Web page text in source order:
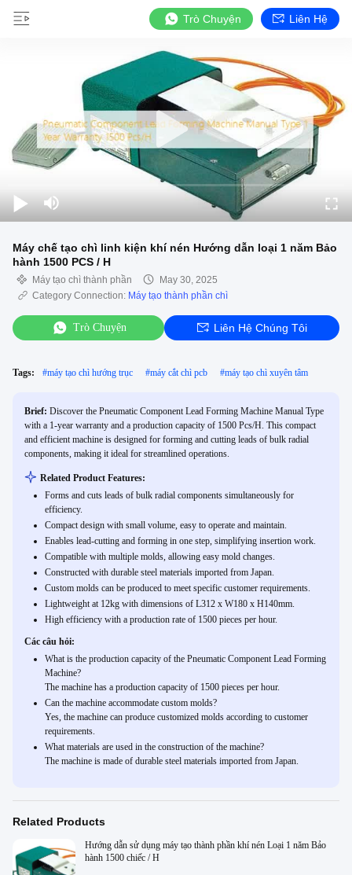
Trò Chuyện Liên Hệ
Máy chế tạo chì linh kiện khí nén Hướng dẫn loại 1 năm Bảo
hành 1500 PCS / H
Máy tạo chì thành phần
May 30, 2025
Category Connection: Máy tạo thành phần chì
Trò Chuyện Liên Hệ Chúng Tôi
Tags: #máy tạo chì hướng trục #máy cắt chì pcb #máy tạo chì xuyên tâm
Brief: Discover the Pneumatic Component Lead Forming Machine Manual Type
with a 1-year warranty and a production capacity of 1500 Pcs/H. This compact
and efficient machine is designed for forming and cutting leads of bulk radial
components, making it ideal for streamlined operations.
Related Product Features:
Forms and cuts leads of bulk radial components simultaneously for
efficiency.
Compact design with small volume, easy to operate and maintain.
Enables lead-cutting and forming in one step, simplifying insertion work.
Compatible with multiple molds, allowing easy mold changes.
Constructed with durable steel materials imported from Japan.
Custom molds can be produced to meet specific customer requirements.
Lightweight at 12kg with dimensions of L312 x W180 x H140mm.
High efficiency with a production rate of 1500 pieces per hour.
Các câu hỏi:
What is the production capacity of the Pneumatic Component Lead Forming
Machine?
The machine has a production capacity of 1500 pieces per hour.
Can the machine accommodate custom molds?
Yes, the machine can produce customized molds according to customer
requirements.
What materials are used in the construction of the machine?
The machine is made of durable steel materials imported from Japan.
Related Products
Hướng dẫn sử dụng máy tạo thành phần khí nén Loại 1 năm Bảo
hành 1500 chiếc / H